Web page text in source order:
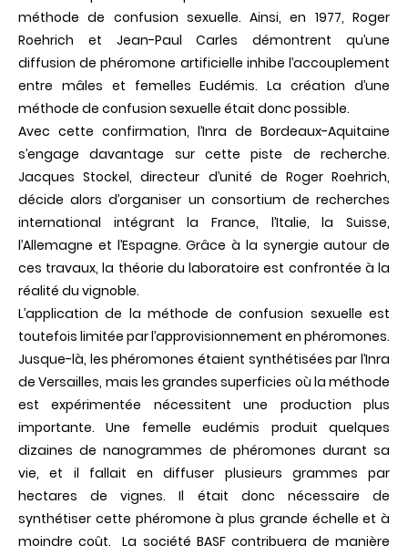
méthode de confusion sexuelle. Ainsi, en 1977, Roger
Roehrich et Jean-Paul Carles démontrent qu’une
diffusion de phéromone artificielle inhibe l’accouplement
entre mâles et femelles Eudémis. La création d’une
méthode de confusion sexuelle était donc possible.
Avec cette confirmation, l’Inra de Bordeaux-Aquitaine
s’engage davantage sur cette piste de recherche.
Jacques Stockel, directeur d’unité de Roger Roehrich,
décide alors d’organiser un consortium de recherches
international intégrant la France, l’Italie, la Suisse,
l’Allemagne et l’Espagne. Grâce à la synergie autour de
ces travaux, la théorie du laboratoire est confrontée à la
réalité du vignoble.
L’application de la méthode de confusion sexuelle est
toutefois limitée par l’approvisionnement en phéromones.
Jusque-là, les phéromones étaient synthétisées par l’Inra
de Versailles, mais les grandes superficies où la méthode
est expérimentée nécessitent une production plus
importante. Une femelle eudémis produit quelques
dizaines de nanogrammes de phéromones durant sa
vie, et il fallait en diffuser plusieurs grammes par
hectares de vignes. Il était donc nécessaire de
synthétiser cette phéromone à plus grande échelle et à
moindre coût. La société BASF contribuera de manière